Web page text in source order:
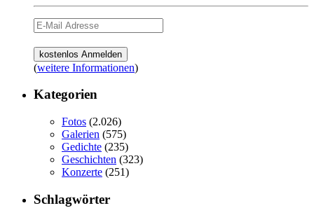
(weitere Informationen)
Kategorien
Fotos (2.026)
Galerien (575)
Gedichte (235)
Geschichten (323)
Konzerte (251)
Schlagwörter